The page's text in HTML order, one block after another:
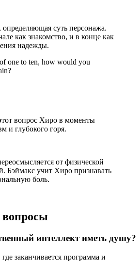
определяющая суть персонажа.
как знакомство, и в конце как
надежды.
one to ten, how would you
вопрос Хиро в моменты
и глубокого горя.
от физической
Бэймакс учит Хиро признавать
боль.
интеллект иметь душу?
заканчивается программа и